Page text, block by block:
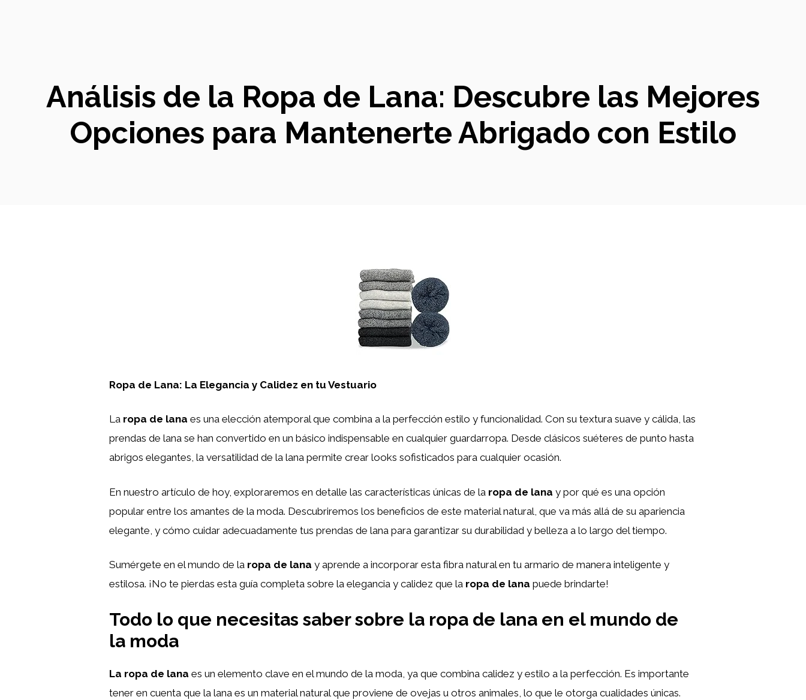
Análisis de la Ropa de Lana: Descubre las Mejores
Opciones para Mantenerte Abrigado con Estilo
Ropa de Lana: La Elegancia y Calidez en tu Vestuario
La ropa de lana es una elección atemporal que combina a la perfección estilo y funcionalidad. Con su textura suave y cálida, las
prendas de lana se han convertido en un básico indispensable en cualquier guardarropa. Desde clásicos suéteres de punto hasta
abrigos elegantes, la versatilidad de la lana permite crear looks sofisticados para cualquier ocasión.
En nuestro artículo de hoy, exploraremos en detalle las características únicas de la ropa de lana y por qué es una opción
popular entre los amantes de la moda. Descubriremos los beneficios de este material natural, que va más allá de su apariencia
elegante, y cómo cuidar adecuadamente tus prendas de lana para garantizar su durabilidad y belleza a lo largo del tiempo.
Sumérgete en el mundo de la ropa de lana y aprende a incorporar esta fibra natural en tu armario de manera inteligente y
estilosa. ¡No te pierdas esta guía completa sobre la elegancia y calidez que la ropa de lana puede brindarte!
Todo lo que necesitas saber sobre la ropa de lana en el mundo de
la moda
La ropa de lana es un elemento clave en el mundo de la moda, ya que combina calidez y estilo a la perfección. Es importante
tener en cuenta que la lana es un material natural que proviene de ovejas u otros animales, lo que le otorga cualidades únicas.